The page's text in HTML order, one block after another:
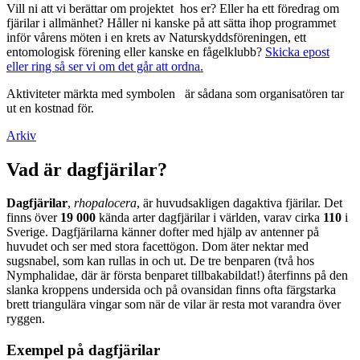
Vill ni att vi berättar om projektet hos er? Eller ha ett föredrag om
fjärilar i allmänhet? Håller ni kanske på att sätta ihop programmet
inför vårens möten i en krets av Naturskyddsföreningen, ett
entomologisk förening eller kanske en fågelklubb? Skicka epost
eller ring så ser vi om det går att ordna.
Aktiviteter märkta med symbolen
är sådana som organisatören tar
ut en kostnad för.
Arkiv
Vad är dagfjärilar?
Dagfjärilar, rhopalocera, är huvudsakligen dagaktiva fjärilar. Det
finns över 19 000 kända arter dagfjärilar i världen, varav cirka 110 i
Sverige. Dagfjärilarna känner dofter med hjälp av antenner på
huvudet och ser med stora facettögon. Dom äter nektar med
sugsnabel, som kan rullas in och ut. De tre benparen (två hos
Nymphalidae, där är första benparet tillbakabildat!) återfinns på den
slanka kroppens undersida och på ovansidan finns ofta färgstarka
brett triangulära vingar som när de vilar är resta mot varandra över
ryggen.
Exempel på dagfjärilar